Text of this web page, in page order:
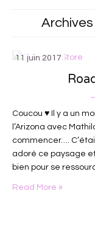
11 juin 2017
Coucou ♥ Il y a un
l’Arizona avec
commencer….
adoré ce paysage
bien pour se
Read More »